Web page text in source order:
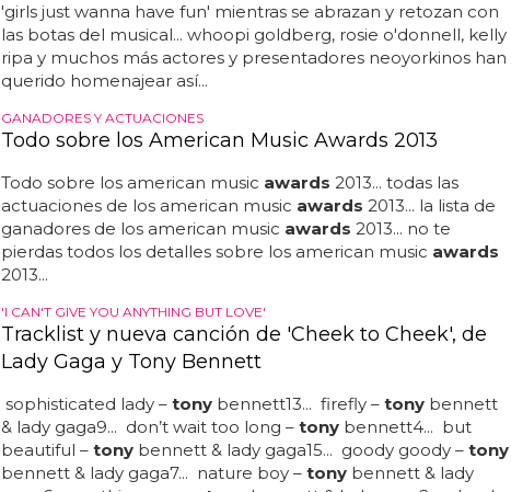
'girls just wanna have fun' mientras se abrazan y retozan con
las botas del musical... whoopi goldberg, rosie o'donnell, kelly
ripa y muchos más actores y presentadores neoyorkinos han
querido homenajear así...
GANADORES Y ACTUACIONES
Todo sobre los American Music Awards 2013
Todo sobre los american music awards 2013... todas las
actuaciones de los american music awards 2013... la lista de
ganadores de los american music awards 2013... no te
pierdas todos los detalles sobre los american music awards
2013...
'I CAN'T GIVE YOU ANYTHING BUT LOVE'
Tracklist y nueva canción de 'Cheek to Cheek', de
Lady Gaga y Tony Bennett
sophisticated lady – tonybennett13... firefly – tonybennett
& lady gaga9... don’t wait too long – tonybennett4... but
beautiful – tonybennett & lady gaga15... goody goody – tony
bennett & lady gaga7... nature boy – tonybennett & lady